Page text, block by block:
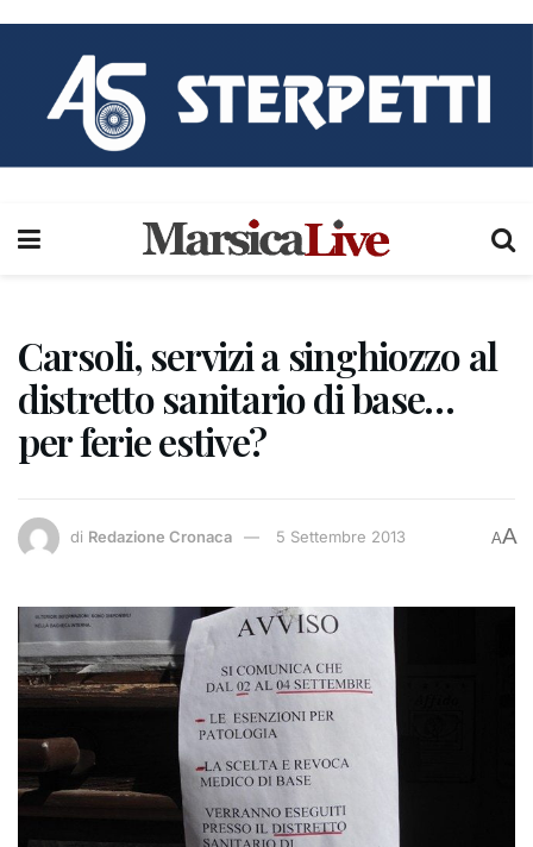
Carsoli, servizi a singhiozzo al
distretto sanitario di base…
per ferie estive?
di Redazione Cronaca 5 Settembre 2013 AA